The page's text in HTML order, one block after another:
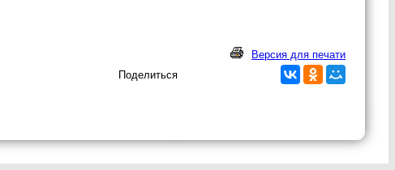
Версия для печати
Поделиться